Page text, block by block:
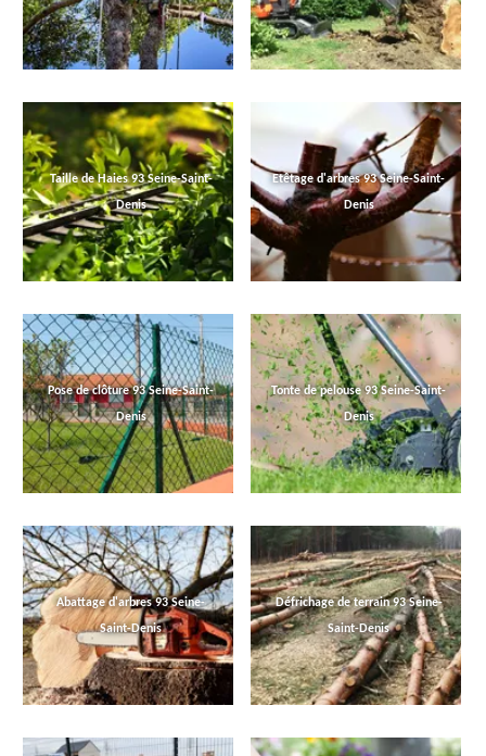
Taille de Haies 93 Seine-Saint-
Denis
Etêtage d'arbres 93 Seine-Saint-
Denis
Pose de clôture 93 Seine-Saint-
Denis
Tonte de pelouse 93 Seine-Saint-
Denis
Abattage d'arbres 93 Seine-
Saint-Denis
Défrichage de terrain 93 Seine-
Saint-Denis